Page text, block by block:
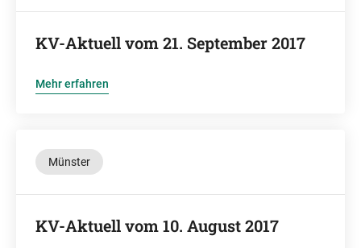
KV-Aktuell vom 21. September 2017
Mehr erfahren
Münster
KV-Aktuell vom 10. August 2017